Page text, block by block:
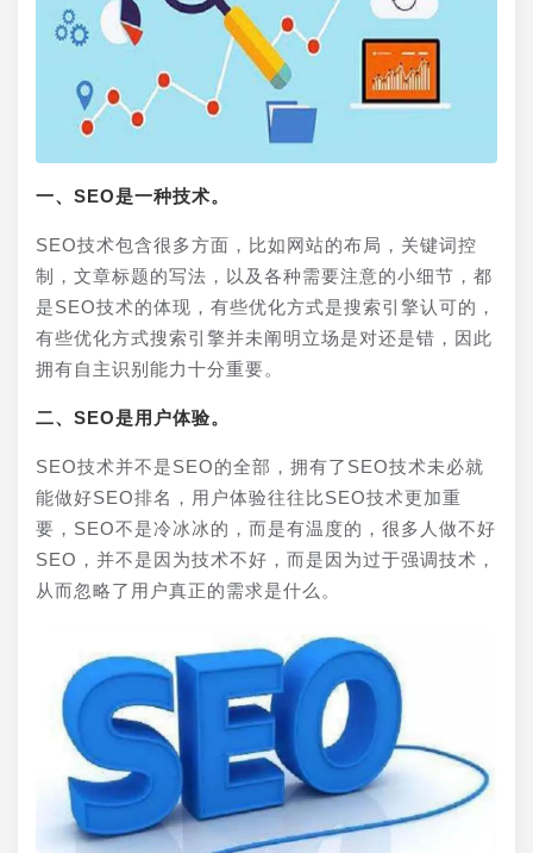
一、SEO是一种技术。
SEO技术包含很多方面，比如网站的布局，关键词控
制，文章标题的写法，以及各种需要注意的小细节，都
是SEO技术的体现，有些优化方式是搜索引擎认可的，
有些优化方式搜索引擎并未阐明立场是对还是错，因此
拥有自主识别能力十分重要。
二、SEO是用户体验。
SEO技术并不是SEO的全部，拥有了SEO技术未必就
能做好SEO排名，用户体验往往比SEO技术更加重
要，SEO不是冷冰冰的，而是有温度的，很多人做不好
SEO，并不是因为技术不好，而是因为过于强调技术，
从而忽略了用户真正的需求是什么。